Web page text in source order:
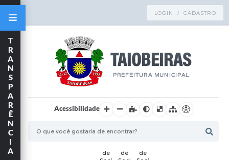
LOGIN / CADASTRO
Acessibilidade
T
R
A
N
S
P
A
R
Ê
N
C
I
A